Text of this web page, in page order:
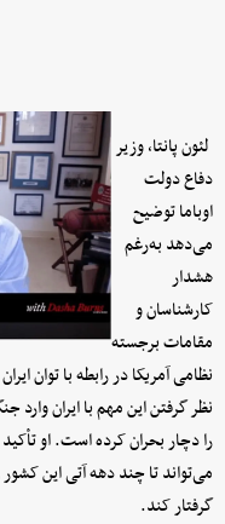
لئون پانتا، وزیر
دفاع دولت
اوباما توضیح
می‌دهد به‌رغم
هشدار
کارشناسان و
مقامات برجسته
نظامی آمریکا در رابطه با توان
نظر گرفتن این مهم با ایران
را دچار بحران کرده است. او تأکید
می‌تواند تا چند دهه آتی این
گرفتار کند.